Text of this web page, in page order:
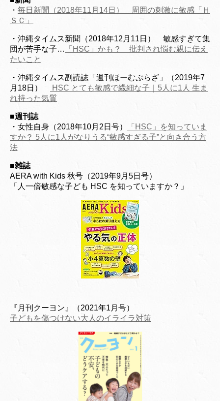
・ 毎日新聞（2018年11月14日） 周囲の刺激に敏感「Ｈ
ＳＣ」
・沖縄タイムス新聞（2018年12月11日） 敏感すぎて集
団が苦手な子…
「HSC」かも？ 批判され悩む親に伝え
たいこと
・沖縄タイムス副読誌「週刊ほーむぷらざ」（2019年7
月18日）
HSC とても敏感で繊細な子｜5人に1人 生ま
れ持った気質
■週刊誌
・女性自身（2018年10月2日号）
「HSC」を知っていま
すか？ 5人に1人がなりうる“敏感すぎる子”と向き合う方
法
■雑誌
AERA with Kids 秋号（2019年9月5日号）
「人一倍敏感な子ども HSC を知っていますか？」
『月刊クーヨン』（2021年1月号）
子どもを傷つけない大人のイライラ対策